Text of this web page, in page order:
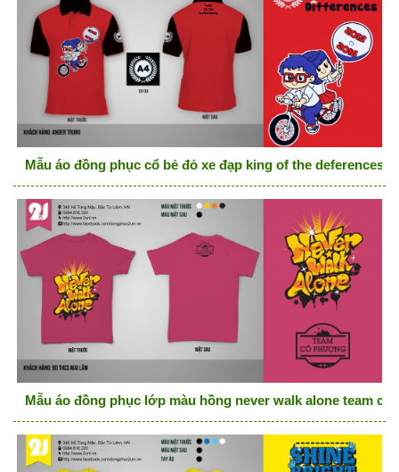
Mẫu áo đồng phục cổ bẻ đỏ xe đạp king of the deferences
Mẫu áo đồng phục lớp màu hồng never walk alone team